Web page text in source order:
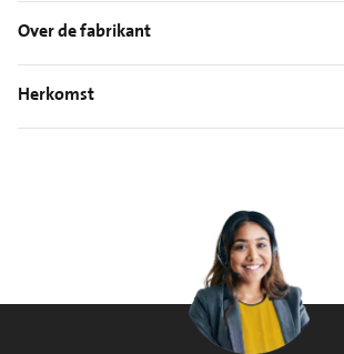
Over de fabrikant
Herkomst